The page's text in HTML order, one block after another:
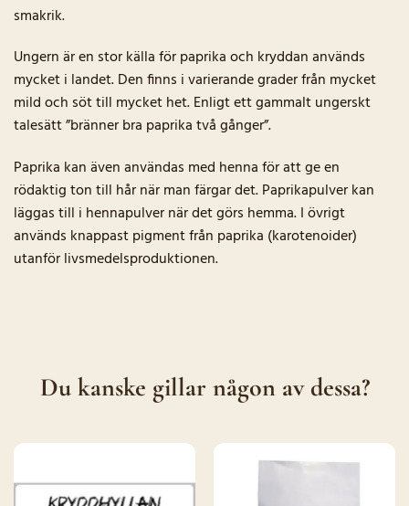
smakrik.
Ungern är en stor källa för paprika och kryddan används
mycket i landet. Den finns i varierande grader från mycket
mild och söt till mycket het. Enligt ett gammalt ungerskt
talesätt ”bränner bra paprika två gånger”.
Paprika kan även användas med henna för att ge en
rödaktig ton till hår när man färgar det. Paprikapulver kan
läggas till i hennapulver när det görs hemma. I övrigt
används knappast pigment från paprika (karotenoider)
utanför livsmedelsproduktionen.
Du kanske gillar någon av dessa?